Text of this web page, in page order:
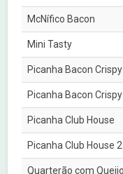
McNífico Bacon
Mini Tasty
Picanha Bacon Crispy
Picanha Bacon
Picanha Club House
Picanha Club House
Quarterão com Queijo